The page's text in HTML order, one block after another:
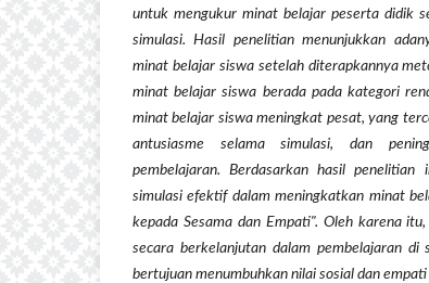
untuk mengukur minat belajar peserta didik
simulasi. Hasil penelitian menunjukkan
minat belajar siswa setelah diterapkannya
minat belajar siswa berada pada kategori
minat belajar siswa meningkat pesat, yang
antusiasme selama simulasi, dan
pembelajaran. Berdasarkan hasil
simulasi efektif dalam meningkatkan minat
kepada Sesama dan Empati". Oleh karena
secara berkelanjutan dalam pembelajaran
bertujuan menumbuhkan nilai sosial dan empati